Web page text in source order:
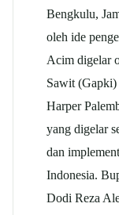
Bengkulu,
oleh ide
Acim digelar
Sawit
Harper
yang digelar
dan
Indonesia.
Dodi Reza